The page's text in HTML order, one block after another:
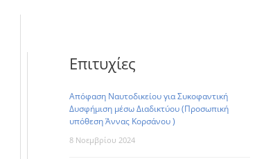
Επιτυχίες
Απόφαση Ναυτοδικείου για Συκοφαντική
Δυσφήμιση μέσω Διαδικτύου (Προσωπική
υπόθεση Άννας Κορσάνου )
8 Νοεμβρίου 2024